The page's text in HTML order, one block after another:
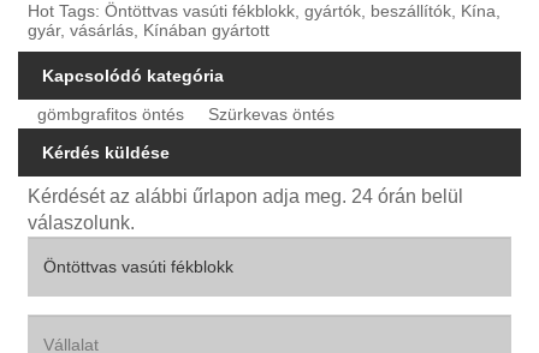
Hot Tags: Öntöttvas vasúti fékblokk, gyártók, beszállítók, Kína,
gyár, vásárlás, Kínában gyártott
Kapcsolódó kategória
gömbgrafitos öntés
Szürkevas öntés
Kérdés küldése
Kérdését az alábbi űrlapon adja meg. 24 órán belül
válaszolunk.